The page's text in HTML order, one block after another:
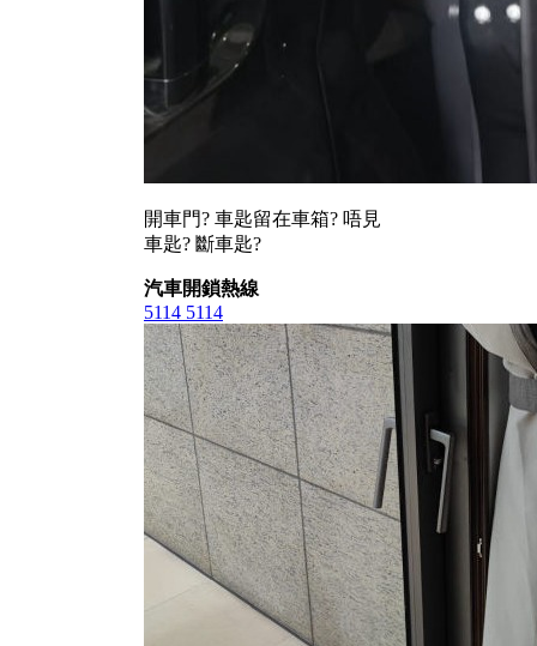
開車門? 車匙留在車箱? 唔見
車匙? 斷車匙?
汽車開鎖熱線
5114 5114